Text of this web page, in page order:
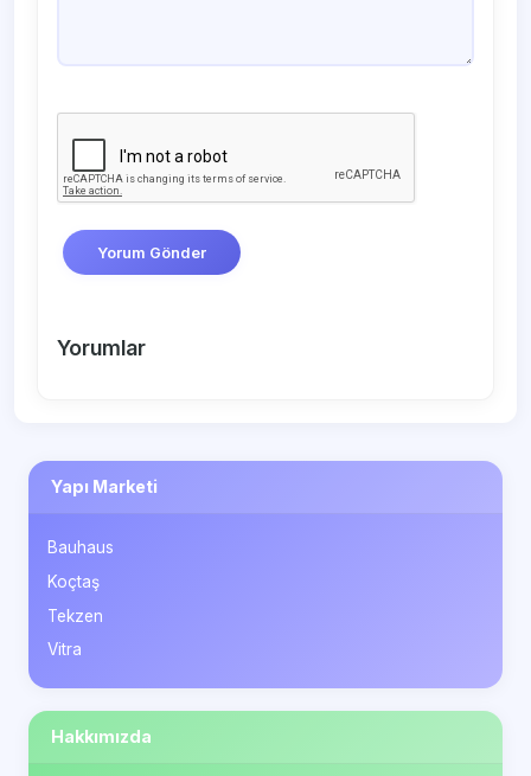
Yorum Gönder
Yorumlar
Yapı Marketi
Bauhaus
Koçtaş
Tekzen
Vitra
Hakkımızda